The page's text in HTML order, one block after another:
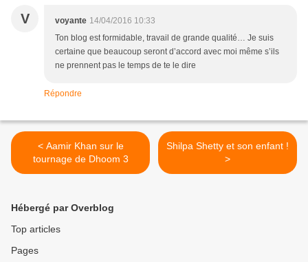
V voyante 14/04/2016 10:33
Ton blog est formidable, travail de grande qualité… Je suis
certaine que beaucoup seront d’accord avec moi même s’ils
ne prennent pas le temps de te le dire
Répondre
< Aamir Khan sur le
tournage de Dhoom 3
Shilpa Shetty et son enfant !
>
Hébergé par Overblog
Top articles
Pages